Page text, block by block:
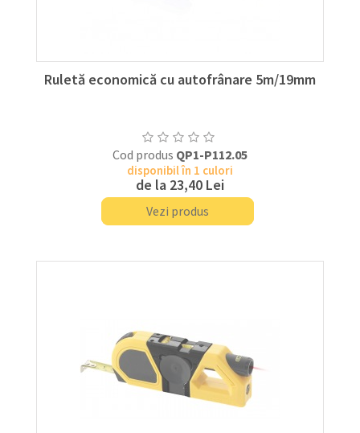
Ruletă economică cu autofrânare 5m/19mm
Cod produs QP1-P112.05
disponibil în 1 culori
de la 23,40 Lei
Vezi produs